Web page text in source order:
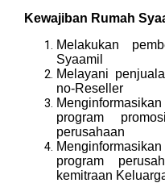
Kewajiban Rumah
Melakukan
Syaamil
Melayani
no-Reseller
program
perusahaan
program
kemitraan